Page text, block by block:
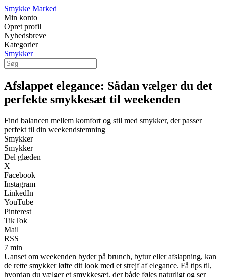
Smykke Marked
Min konto
Opret profil
Nyhedsbreve
Kategorier
Smykker
Afslappet elegance: Sådan vælger du det
perfekte smykkesæt til weekenden
Find balancen mellem komfort og stil med smykker, der passer
perfekt til din weekendstemning
Smykker
Smykker
Del glæden
X
Facebook
Instagram
LinkedIn
YouTube
Pinterest
TikTok
Mail
RSS
7 min
Uanset om weekenden byder på brunch, bytur eller afslapning, kan
de rette smykker løfte dit look med et strejf af elegance. Få tips til,
hvordan du vælger et smykkesæt, der både føles naturligt og ser